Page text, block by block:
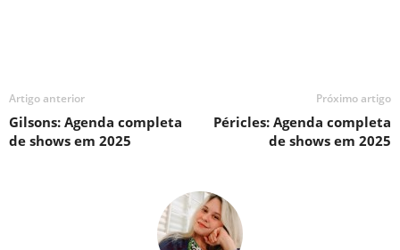
Artigo anterior
Gilsons: Agenda completa
de shows em 2025
Próximo artigo
Péricles: Agenda completa
de shows em 2025